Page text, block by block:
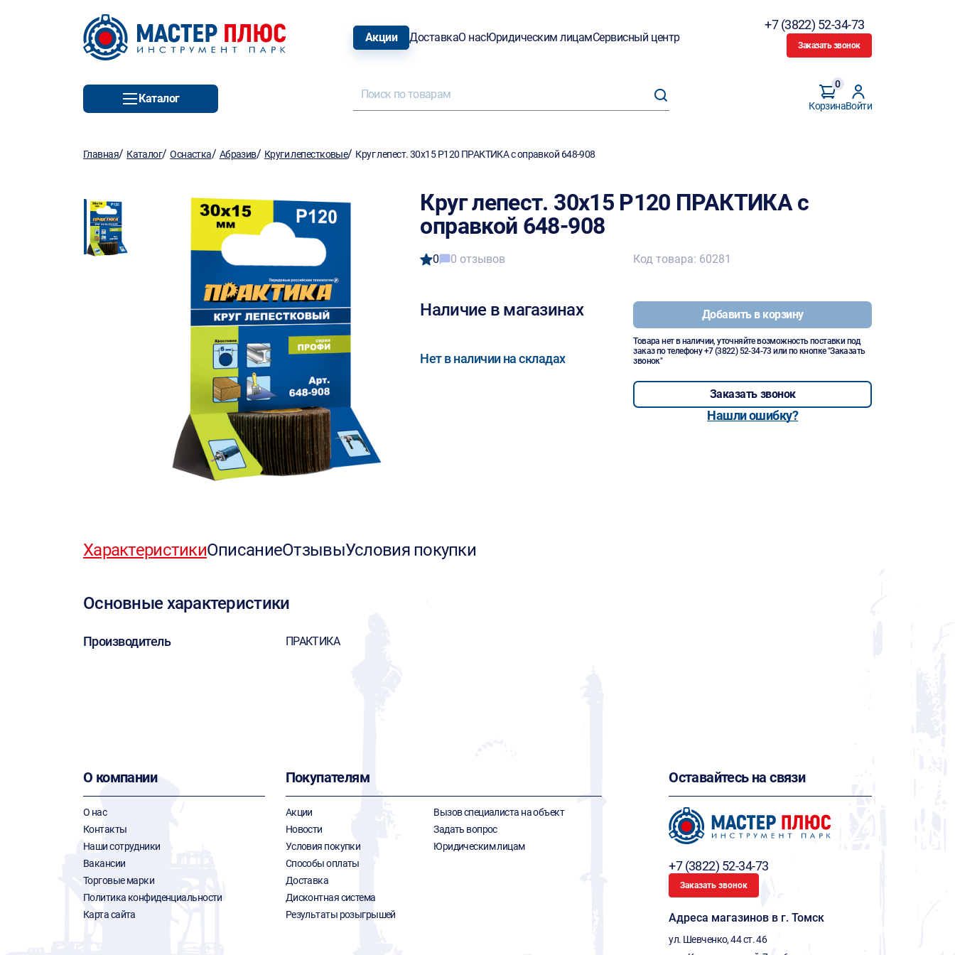
Акции ДоставкаО насЮридическим лицамСервисный центр
+7 (3822) 52-34-73
Заказать звонок
Каталог
Корзина
0
Войти
Главная/ Каталог/Оснастка/ Абразив/ Круги лепестковые/ Круг лепест. 30х15 Р120 ПРАКТИКА с оправкой 648-908
Круг лепест. 30х15 Р120 ПРАКТИКА с
оправкой 648-908
0 0 отзывов
Наличие в магазинах
Нет в наличии на складах
Код товара: 60281
Добавить в корзину
Товара нет в наличии, уточняйте возможность поставки под
заказ по телефону+7 (3822) 52-34-73 или по кнопке "Заказать
звонок"
Заказать звонок
Нашли ошибку?
ХарактеристикиОписаниеОтзывыУсловия покупки
Основные характеристики
Производитель ПРАКТИКА
О компании
О нас
Контакты
Наши сотрудники
Вакансии
Торговые марки
Политика конфиденциальности
Карта сайта
Покупателям
Акции
Новости
Условия покупки
Способы оплаты
Доставка
Дисконтная система
Результаты розыгрышей
Вызов специалиста на объект
Задать вопрос
Юридическим лицам
Оставайтесь на связи
+7 (3822) 52-34-73
Заказать звонок
Адреса магазинов в г. Томск
ул. Шевченко, 44 ст. 46